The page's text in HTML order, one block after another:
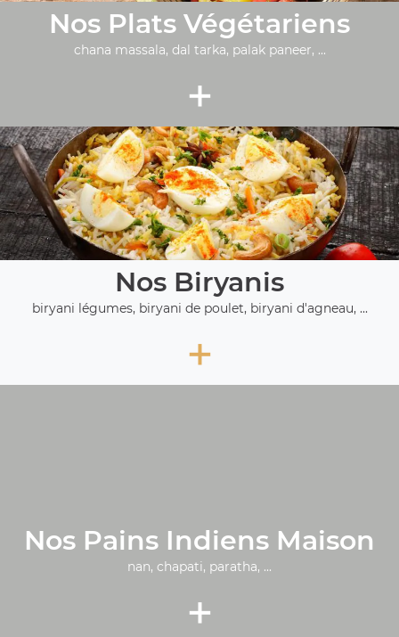
Nos Plats Végétariens
chana massala, dal tarka, palak paneer, ...
+
Nos Biryanis
biryani légumes, biryani de poulet, biryani d'agneau, ...
+
Nos Pains Indiens Maison
nan, chapati, paratha, ...
+